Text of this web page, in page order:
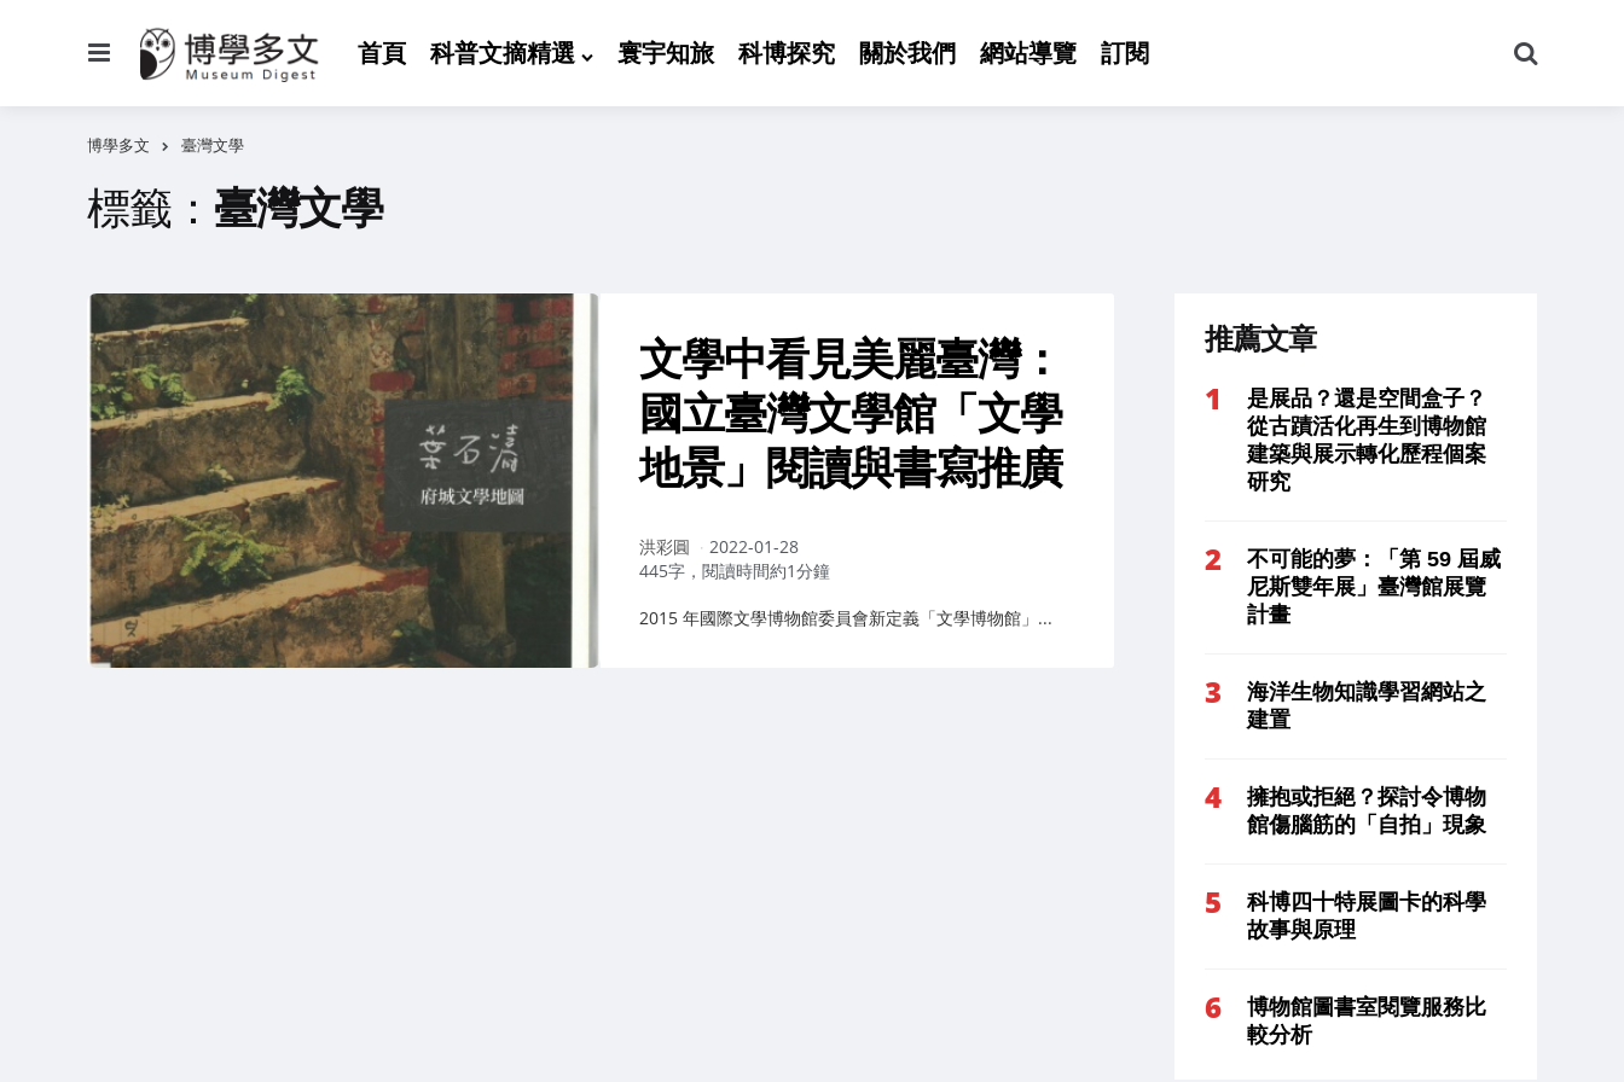
首頁 科普文摘精選 寰宇知旅 科博探究 關於我們 網站導覽 訂閱
尋
博學多文 臺灣文學
標籤： 臺灣文學
文學中看見美麗臺灣：
國立臺灣文學館「文學
地景」閱讀與書寫推廣
作
者：
洪彩圓
2022-01-28
445字，閱讀時間約1分鐘
2015 年國際文學博物館委員會新定義「文學博物館」...
推薦文章
是展品？還是空間盒子？
從古蹟活化再生到博物館
建築與展示轉化歷程個案
研究
不可能的夢：「第 59 屆威
尼斯雙年展」臺灣館展覽
計畫
海洋生物知識學習網站之
建置
擁抱或拒絕？探討令博物
館傷腦筋的「自拍」現象
科博四十特展圖卡的科學
故事與原理
博物館圖書室閱覽服務比
較分析